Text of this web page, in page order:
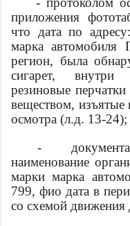
приложения
что дата по
марка автомобиля
регион, была
сигарет, внутри
резиновые
веществом, изъятые
осмотра (л.д. 13-24);
-
наименование
маркимарка
799, фио дата в
со схемой движения